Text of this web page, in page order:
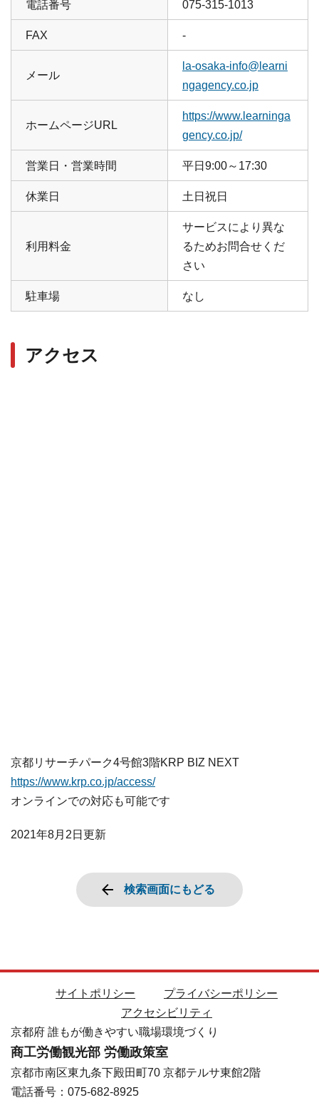
電話番号 075-315-1013
FAX -
メール
la-osaka-info@learni
ngagency.co.jp
ホームページURL
https://www.learninga
gency.co.jp/
営業日・営業時間 平日9:00～17:30
休業日 土日祝日
利用料金
サービスにより異な
るためお問合せくだ
さい
駐車場 なし
アクセス
京都リサーチパーク4号館3階KRP BIZ NEXT
https://www.krp.co.jp/access/
オンラインでの対応も可能です
2021年8月2日 更新
検索画面にもどる
サイトポリシー
プライバシーポリシー
アクセシビリティ
京都府 誰もが働きやすい職場環境づくり
商工労働観光部 労働政策室
京都市南区東九条下殿田町70 京都テルサ東館2階
電話番号：075-682-8925